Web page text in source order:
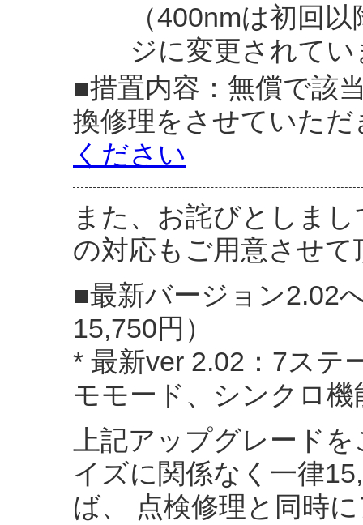
（400nmは初回
ジに変更されて
■措置内容：無償で該
換修理をさせていた
ください
また、お詫びとしま
の対応もご用意させ
■最新バージョン2.02
15,750円）
* 最新ver 2.02：7ステ
モモード、シンクロ機
上記アップグレード
イズに関係なく一律
ば、 点検修理と同時